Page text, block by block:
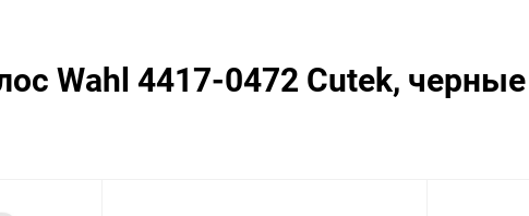
Выберите категорию
Выберите категорию
Wahl 4417-0472 Cutek, черные